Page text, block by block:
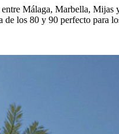
Málaga, Marbella,
los 80 y 90 perfecto para